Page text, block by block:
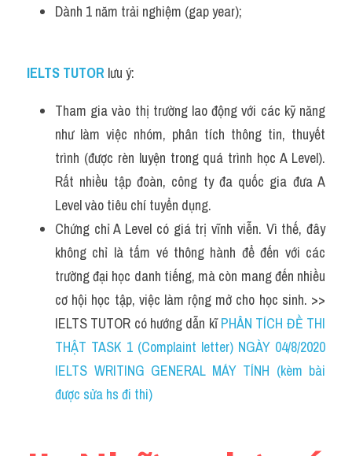
Dành 1 năm trải nghiệm (gap year);
IELTS TUTOR lưu ý:
Tham gia vào thị trường lao động với các kỹ năng
như làm việc nhóm, phân tích thông tin, thuyết
trình (được rèn luyện trong quá trình học A Level).
Rất nhiều tập đoàn, công ty đa quốc gia đưa A
Level vào tiêu chí tuyển dụng.
Chứng chỉ A Level có giá trị vĩnh viễn. Vì thế, đây
không chỉ là tấm vé thông hành để đến với các
trường đại học danh tiếng, mà còn mang đến nhiều
cơ hội học tập, việc làm rộng mở cho học sinh. >>
IELTS TUTOR có hướng dẫn kĩ PHÂN TÍCH ĐỀ THI
THẬT TASK 1 (Complaint letter) NGÀY 04/8/2020
IELTS WRITING GENERAL MÁY TÍNH (kèm bài
được sửa hs đi thi)